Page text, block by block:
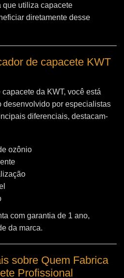
que utiliza capacete
diretamente desse
de capacete KWT
da KWT, você está
desenvolvido por especialistas
diferenciais, destacam-
ozônio
com garantia de 1 ano,
da marca.
sobre Quem Fabrica
Profissional